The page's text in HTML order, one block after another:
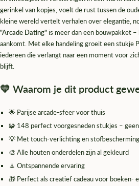
gerinkel van kopjes, voelt de rust tussen de
kleine wereld vertelt verhalen over elegantie,
"Arcade Dating"is meer dan een bouwpakket
aankomt. Met elke handeling groeit een stukje
iedereen die verlangt naar een moment voor
blijft.
💛 Waarom je dit product
🌟 Parijse arcade-sfeer voor thuis
🧩 148 perfect voorgesneden stukjes –
💡 Met touch-verlichting en
🎨 Alle houten onderdelen zijn al gekleurd
🧘 Ontspannende ervaring
🎁 Perfect als creatief cadeau voor boeken-